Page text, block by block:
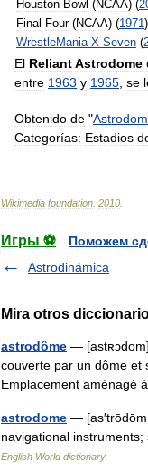
Houston Bowl (NCAA) (
Final Four(NCAA) (1971)
WrestleMania X-Seven (
El ReliantAstrodome
entre 1963 y 1965 se
Obtenido de "
Categorías: Estadios
Wikimedia foundation 2010
Игры ⚽
Поможем
Astrodinámica
Mira otros
astrodôme —
couverte par un dôme et
Emplacement aménagé
astrodome —
navigational
English World dictionary